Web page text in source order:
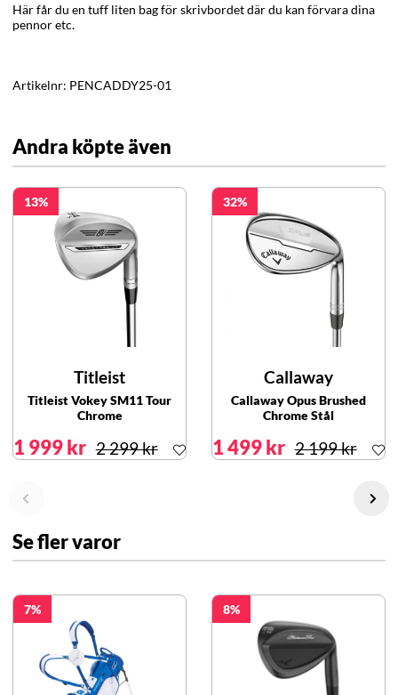
Här får du en tuff liten bag för skrivbordet där du kan förvara dina
pennor etc.
Artikelnr: PENCADDY25-01
Andra köpte även
13
Titleist
Titleist Vokey SM11 Tour
Chrome
1 999 kr 2 299 kr
32
Callaway
Callaway Opus Brushed
Chrome Stål
1 499 kr 2 199 kr
Se fler varor
7 8